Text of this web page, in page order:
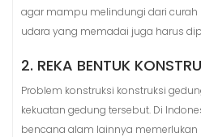
agar mampu melindungi dari curah
udara yang memadai juga harus
2. REKA BENTUK
Problem konstruksi konstruksi
kekuatan gedung tersebut. Di
bencana alam lainnya